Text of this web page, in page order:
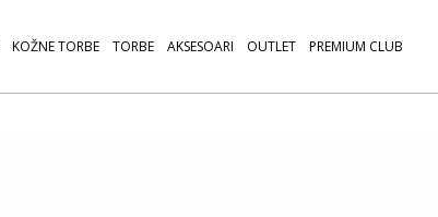
KOŽNE TORBE TORBE AKSESOARI OUTLET PREMIUM CLUB